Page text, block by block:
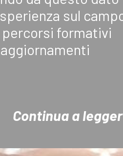
sul
formativi
Continua a